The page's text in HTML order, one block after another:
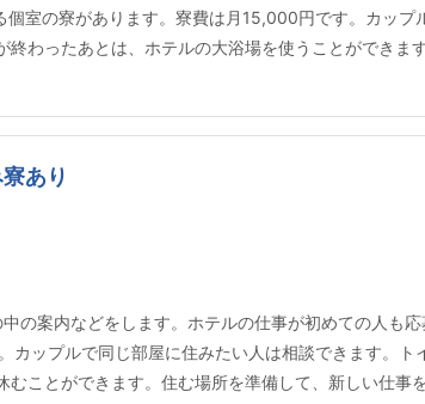
室の寮があります。寮費は月15,000円です。カップ
わったあとは、ホテルの大浴場を使うことができま
あり
の案内などをします。ホテルの仕事が初めての人も
ップルで同じ部屋に住みたい人は相談できます。ト
ことができます。住む場所を準備して、新しい仕事